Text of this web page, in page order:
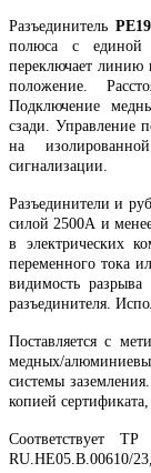
Разъединитель
полюса с единой
переключает линию
положение.
Подключение
сзади. Управление
на
сигнализации.
Разъединители и
силой 2500А и
в электрических
переменного тока
видимость
разъединителя.
Поставляется с
медных/
системы
копией
Соответствует
RU.НЕ05.B.00610/